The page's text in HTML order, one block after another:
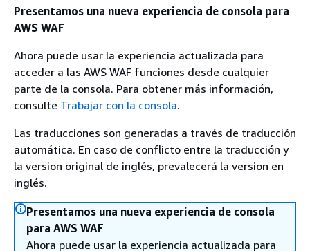
Presentamos una nueva experiencia de consola para
AWS WAF
Ahora puede usar la experiencia actualizada para
acceder a las AWS WAF funciones desde cualquier
parte de la consola. Para obtener más información,
consulte Trabajar con la consola.
Las traducciones son generadas a través de traducción
automática. En caso de conflicto entre la traducción y
la version original de inglés, prevalecerá la version en
inglés.
Presentamos una nueva experiencia de consola
para AWS WAF
Ahora puede usar la experiencia actualizada para